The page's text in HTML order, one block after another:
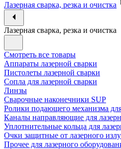
Лазерная сварка, резка и очистка
Лазерная сварка, резка и очистка
Смотреть все товары
Аппараты лазерной сварки
Пистолеты лазерной сварки
Сопла для лазерной сварки
Линзы
Сварочные наконечники SUP
Ролики подающего механизма для
Каналы направляющие для
Уплотнительные кольца для
Очки защитные от лазерного
Прочее для лазерного